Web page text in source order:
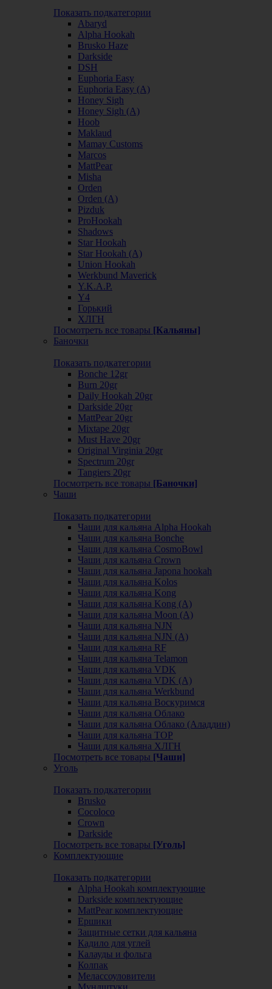
Показать подкатегории
Abaryd
Alpha Hookah
Brusko Haze
Darkside
DSH
Euphoria Easy
Euphoria Easy (А)
Honey Sigh
Honey Sigh (А)
Hoob
Maklaud
Mamay Customs
Marcos
MattPear
Misha
Orden
Orden (А)
Pizduk
ProHookah
Shadows
Star Hookah
Star Hookah (А)
Union Hookah
Werkbund Maverick
Y.K.A.P.
Y4
Горький
ХЛГН
Посмотреть все товары [Кальяны]
Баночки
Показать подкатегории
Bonche 12gr
Burn 20gr
Daily Hookah 20gr
Darkside 20gr
MattPear 20gr
Mixtape 20gr
Must Have 20gr
Original Virginia 20gr
Spectrum 20gr
Tangiers 20gr
Посмотреть все товары [Баночки]
Чаши
Показать подкатегории
Чаши для кальяна Alpha Hookah
Чаши для кальяна Bonche
Чаши для кальяна CosmoBowl
Чаши для кальяна Crown
Чаши для кальяна Japona hookah
Чаши для кальяна Kolos
Чаши для кальяна Kong
Чаши для кальяна Kong (A)
Чаши для кальяна Moon (А)
Чаши для кальяна NJN
Чаши для кальяна NJN (А)
Чаши для кальяна RF
Чаши для кальяна Telamon
Чаши для кальяна VDK
Чаши для кальяна VDK (А)
Чаши для кальяна Werkbund
Чаши для кальяна Воскуримся
Чаши для кальяна Облако
Чаши для кальяна Облако (Аладдин)
Чаши для кальяна ТОР
Чаши для кальяна ХЛГН
Посмотреть все товары [Чаши]
Уголь
Показать подкатегории
Brusko
Cocoloco
Crown
Darkside
Посмотреть все товары [Уголь]
Комплектующие
Показать подкатегории
Alpha Hookah комплектующие
Darkside комплектующие
MattPear комплектующие
Ершики
Защитные сетки для кальяна
Кадило для углей
Калауды и фольга
Колпак
Мелассоуловители
Мундштуки